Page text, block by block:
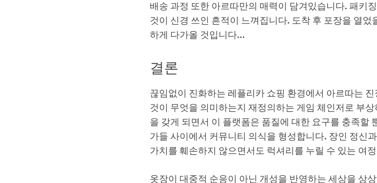
배송 과정 또한 아르따만의 매력이 담겨있습니다. 패키
것이 신경 쓰인 흔적이 느껴집니다. 도착 후 포장을 열
하게 다가올 것입니다…
결론
끊임없이 진화하는 레플리카 쇼핑 환경에서 아르따는
것이 무엇을 의미하는지 재정의하는 게임 체인저로 부
을 갖게 되면서 이 플랫폼은 품질에 대한 요구를 충족할
가들 사이에서 커뮤니티 의식을 형성합니다. 장인 정신
가치를 훼손하지 않으면서도 럭셔리를 누릴 수 있는 여
옷장이 대중적 순응이 아닌 개성을 반영하는 세상을 상